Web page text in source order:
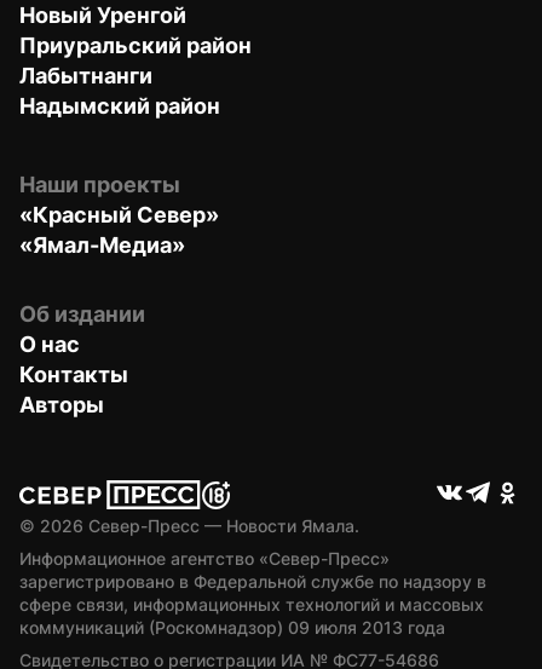
Новый Уренгой
Приуральский район
Лабытнанги
Надымский район
Наши проекты
«Красный Север»
«Ямал-Медиа»
Об издании
О нас
Контакты
Авторы
© 2026 Север-Пресс — Новости Ямала.
Информационное агентство «Север-Пресс»
зарегистрировано в Федеральной службе по надзору в
сфере связи, информационных технологий и массовых
коммуникаций (Роскомнадзор) 09 июля 2013 года
Свидетельство о регистрации ИА № ФС77-54686